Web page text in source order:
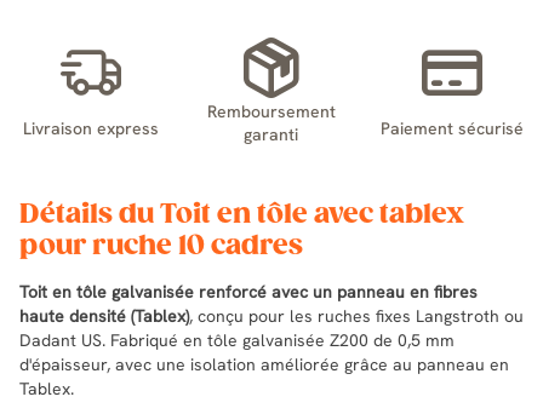
Livraison express
Remboursement
garanti
Paiement sécurisé
Détails du Toit en tôle avec tablex
pour ruche 10 cadres
Toit en tôle galvanisée renforcé avec un panneau en fibres
haute densité (Tablex), conçu pour les ruches fixes Langstroth ou
Dadant US. Fabriqué en tôle galvanisée Z200 de 0,5 mm
d'épaisseur, avec une isolation améliorée grâce au panneau en
Tablex.